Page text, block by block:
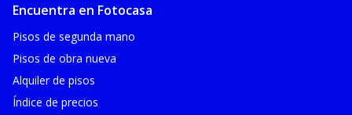
Encuentra en Fotocasa
Pisos de segunda mano
Pisos de obra nueva
Alquiler de pisos
Índice de precios